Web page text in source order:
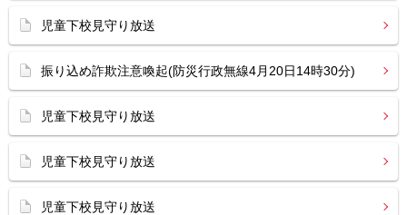
児童下校見守り放送
振り込め詐欺注意喚起(防災行政無線4月20日14時30分)
児童下校見守り放送
児童下校見守り放送
児童下校見守り放送